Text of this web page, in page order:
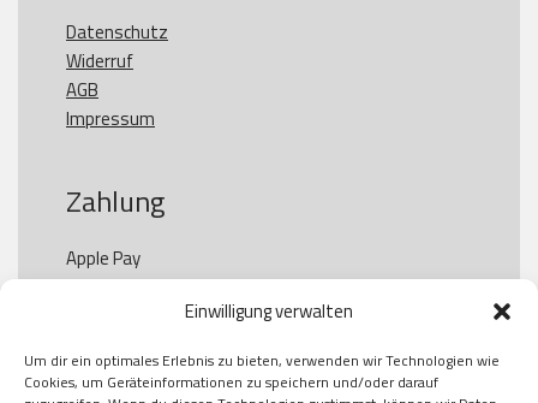
Einwilligung verwalten
Um dir ein optimales Erlebnis zu bieten, verwenden wir Technologien wie
Cookies, um Geräteinformationen zu speichern und/oder darauf
Datenschutz
Widerruf
AGB
Impressum
Zahlung
Apple Pay
Paypal
Kauf auf Rechung